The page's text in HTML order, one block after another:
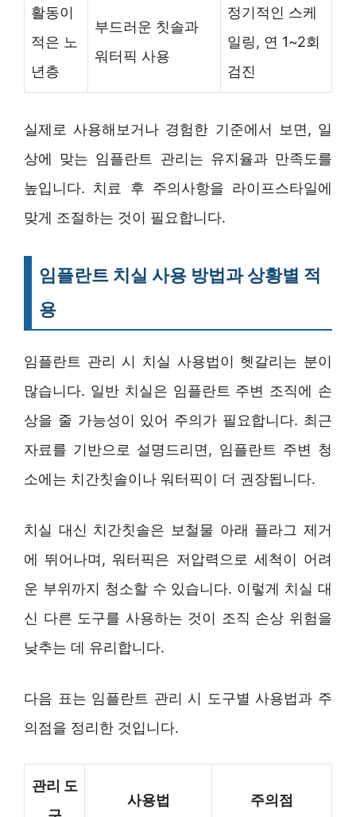
활동이
적은 노
년층
부드러운 칫솔과
워터픽 사용
정기적인 스케
일링, 연 1~2회
검진
실제로 사용해보거나 경험한 기준에서 보면, 일
상에 맞는 임플란트 관리는 유지율과 만족도를
높입니다. 치료 후 주의사항을 라이프스타일에
맞게 조절하는 것이 필요합니다.
임플란트 치실 사용 방법과 상황별 적
용
임플란트 관리 시 치실 사용법이 헷갈리는 분이
많습니다. 일반 치실은 임플란트 주변 조직에 손
상을 줄 가능성이 있어 주의가 필요합니다. 최근
자료를 기반으로 설명드리면, 임플란트 주변 청
소에는 치간칫솔이나 워터픽이 더 권장됩니다.
치실 대신 치간칫솔은 보철물 아래 플라그 제거
에 뛰어나며, 워터픽은 저압력으로 세척이 어려
운 부위까지 청소할 수 있습니다. 이렇게 치실 대
신 다른 도구를 사용하는 것이 조직 손상 위험을
낮추는 데 유리합니다.
다음 표는 임플란트 관리 시 도구별 사용법과 주
의점을 정리한 것입니다.
관리 도
사용법 주의점